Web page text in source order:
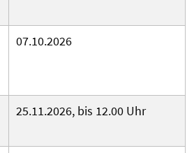
07.10.2026
25.11.2026, bis 12.00 Uhr